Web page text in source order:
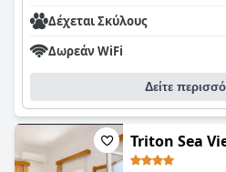
Δέχεται Σκύλους
Δωρεάν WiFi
Δείτε
Triton Sea